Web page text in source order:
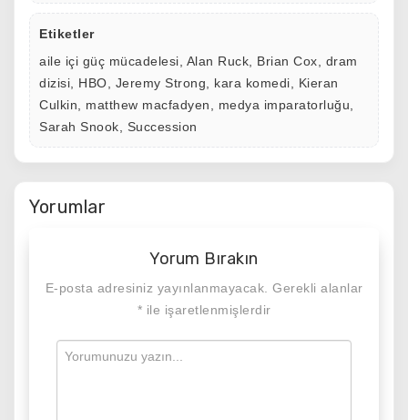
Etiketler
aile içi güç mücadelesi Alan Ruck Brian Cox
dram
dizisi
HBO Jeremy Strong kara komedi
Kieran
Culkin
matthew macfadyen medya imparatorluğu
Sarah Snook
Succession
Yorumlar
Yorum Bırakın
E-posta adresiniz yayınlanmayacak. Gerekli alanlar
* ile işaretlenmişlerdir